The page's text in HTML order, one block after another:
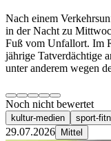
Nach einem
in der Nacht zu
Fuß vom Unfallort. Im
jährige Tatverdächtige
unter anderem wegen
Noch nicht bewertet
kultur-medien sport-
29.07.2026 Mittel